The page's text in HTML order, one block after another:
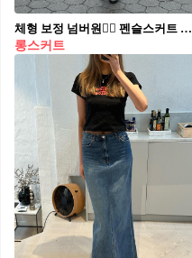
체형 보정 넘버원👍🏻 펜슬스커트 천고마비의 계절.. 다이어트 대신 펜슬스커트 입어도 될까..?👀🍂 벌룬스커트의 인기가 사그라드는 듯한 지금 시기, 이번 가을에는 슬림한 실루엣의 펜슬스커트에 주목하세요. 펜슬스커트는 직선으로 떨어지는 일자 실루엣으로 체형을 길고 날씬하게 보여주는 효과가 있습니다. 매치하는 상의에 따라 다양한 분위기를 연출할 수 있는데요. 더운 날씨에는 반팔, 민소매랑 선선할 때는 셔츠, 자켓 등 잘 어울려 활용도 높은 마성의 스커트죠. 출근룩에도 손색 없는 펜슬 스커트, 미리 장바구니에 담아 두어 가을룩을 준비해보는 건 어떨까요?
롱스커트